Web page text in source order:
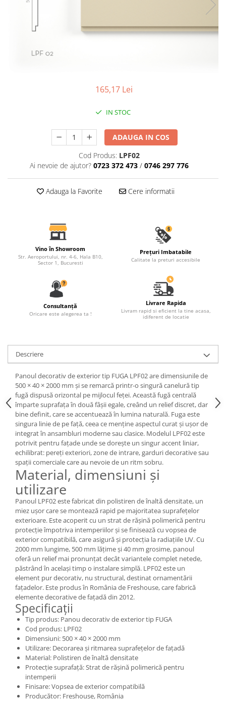
Capiteluri coloane
Inele coloane
Capiteluri semicoloane
Piedestaluri semicoloane
Trunchiuri semicoloane
Mulaje de interior
Rozete de interior
Cadru de arc
Șeminee decorative
Console de interior
Cadre de ușă
Ornamente de colț
165,17 Lei
IN STOC
ADAUGA IN COS
Cod Produs: LPF02
Ai nevoie de ajutor? 0723 372 473 / 0746 297 776
Adauga la Favorite Cere informatii
Vino în Showroom
Str. Aeroportului, nr. 4-6, Hala B10,
Sector 1, Bucuresti
Prețuri Imbatabile
Calitate la preturi accesibile
Consultanță
Oricare este alegerea ta !
Livrare Rapida
Livram rapid si eficient la tine acasa,
idiferent de locatie
Descriere
Panoul decorativ de exterior tip FUGA LPF02 are dimensiunile de
500 × 40 × 2000 mm și se remarcă printr-o singură canelură tip
fugă dispusă orizontal pe mijlocul feței. Această fugă centrală
împarte suprafața în două fâșii egale, creând un relief discret, dar
bine definit, care se accentuează în lumina naturală. Fuga este
singura linie de pe față, ceea ce menține aspectul curat și ușor de
integrat în ansambluri moderne sau clasice. Modelul LPF02 este
potrivit pentru fațade unde se dorește un singur accent liniar,
echilibrat: pereți exteriori, zone de intrare, garduri decorative sau
spații comerciale care au nevoie de un ritm sobru.
Material, dimensiuni și
utilizare
Panoul LPF02 este fabricat din polistiren de înaltă densitate, un
miez ușor care se montează rapid pe majoritatea suprafețelor
exterioare. Este acoperit cu un strat de rășină polimerică pentru
protecție împotriva intemperiilor și se finisează cu vopsea de
exterior compatibilă, care asigură și protecția la radiațiile UV. Cu
2000 mm lungime, 500 mm lățime și 40 mm grosime, panoul
oferă un relief mai pronunțat decât variantele complet netede,
păstrând în același timp o instalare simplă. LPF02 este un
element pur decorativ, nu structural, destinat ornamentării
fațadelor. Este produs în România de Freshouse, care fabrică
elemente decorative de fațadă din 2012.
Specificații
Tip produs: Panou decorativ de exterior tip FUGA
Cod produs: LPF02
Dimensiuni: 500 × 40 × 2000 mm
Utilizare: Decorarea și ritmarea suprafețelor de fațadă
Material: Polistiren de înaltă densitate
Protecție suprafață: Strat de rășină polimerică pentru
intemperii
Finisare: Vopsea de exterior compatibilă
Producător: Freshouse, România